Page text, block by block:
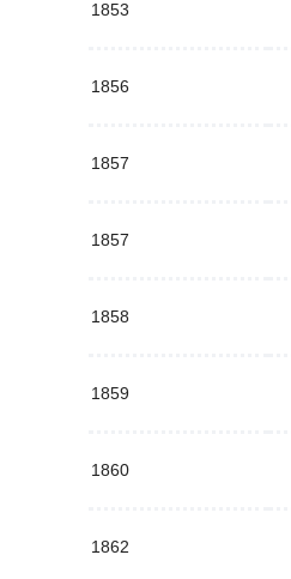
1853
1856
1857
1857
1858
1859
1860
1862